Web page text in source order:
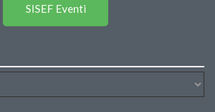
SISEF Eventi